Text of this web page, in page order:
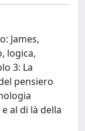
James,
logica,
3: La
pensiero
al di là della